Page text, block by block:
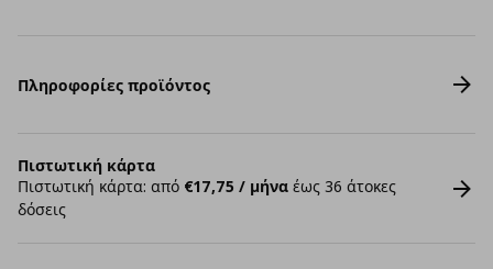
Πληροφορίες προϊόντος
Πιστωτική κάρτα
Πιστωτική κάρτα: από €17,75 / μήνα έως 36 άτοκες
δόσεις